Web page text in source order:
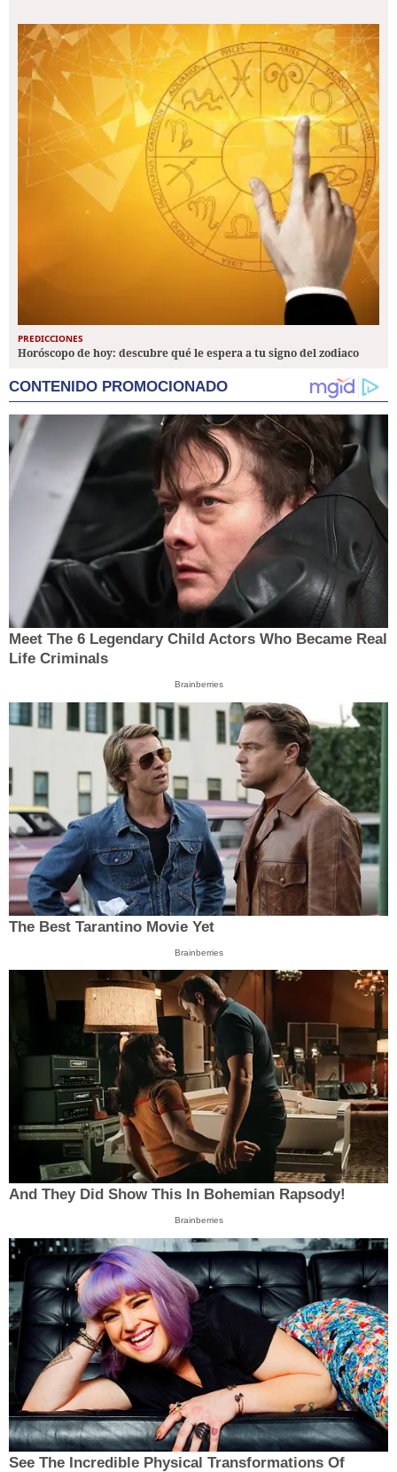
PREDICCIONES
Horóscopo de hoy: descubre qué le espera a tu signo del zodiaco
CONTENIDO PROMOCIONADO
Meet The 6 Legendary Child Actors Who Became Real
Life Criminals
Brainberries
The Best Tarantino Movie Yet
Brainberries
And They Did Show This In Bohemian Rapsody!
Brainberries
See The Incredible Physical Transformations Of